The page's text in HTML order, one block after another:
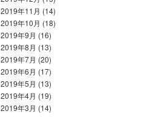
2019年11月 (14)
2019年10月 (18)
2019年9月 (16)
2019年8月 (13)
2019年7月 (20)
2019年6月 (17)
2019年5月 (13)
2019年4月 (19)
2019年3月 (14)